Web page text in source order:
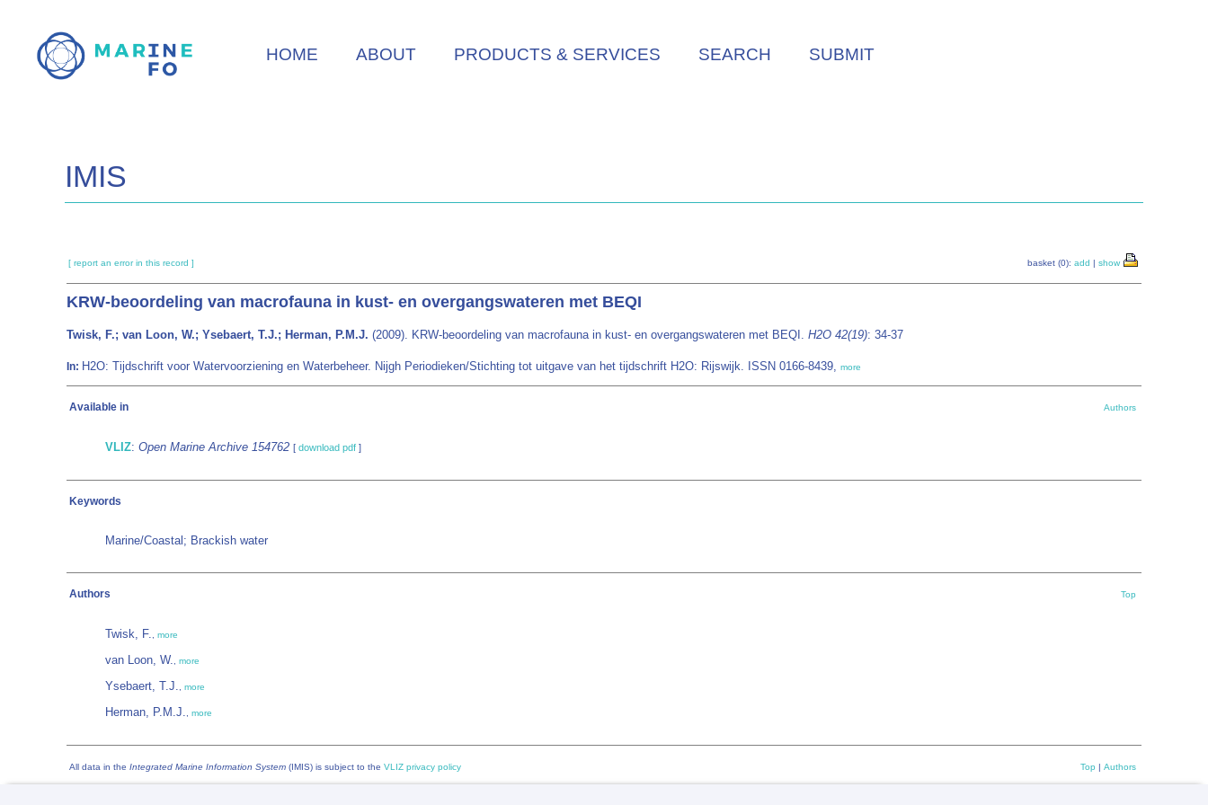
main
HOME ABOUT PRODUCTS & SERVICES SEARCH SUBMIT
IMIS
[ report an error in this record ] basket (0): add | show
KRW-beoordeling van macrofauna in kust- en overgangswateren met BEQI
Twisk, F.; van Loon, W.; Ysebaert, T.J.; Herman, P.M.J. (2009). KRW-beoordeling van macrofauna in kust- en overgangswateren met BEQI. H2O 42(19): 34-37
In: H2O: Tijdschrift voor Watervoorziening en Waterbeheer. Nijgh Periodieken/Stichting tot uitgave van het tijdschrift H2O: Rijswijk. ISSN 0166-8439, more
Available in Authors
VLIZ: Open Marine Archive 154762 [ download pdf ]
Keywords
Marine/Coastal; Brackish water
Authors Top
Twisk, F. more
van Loon, W. more
Ysebaert, T.J. more
Herman, P.M.J. more
All data in the Integrated Marine Information System (IMIS) is subject to the VLIZ privacy policy Top | Authors